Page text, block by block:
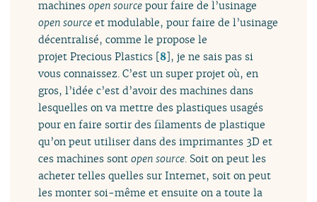
machinesopen source pour faire de l’usinage
open source et modulable, pour faire de l’usinage
décentralisé, comme le propose le
projet Precious Plastics [8], je ne sais pas si
vous connaissez. C’est un super projet où, en
gros, l’idée c’est d’avoir des machines dans
lesquelles on va mettre des plastiques usagés
pour en faire sortir des filaments de plastique
qu’on peut utiliser dans des imprimantes 3D et
ces machines sontopen source. Soit on peut les
acheter telles quelles sur Internet, soit on peut
les monter soi-même et ensuite on a toute la